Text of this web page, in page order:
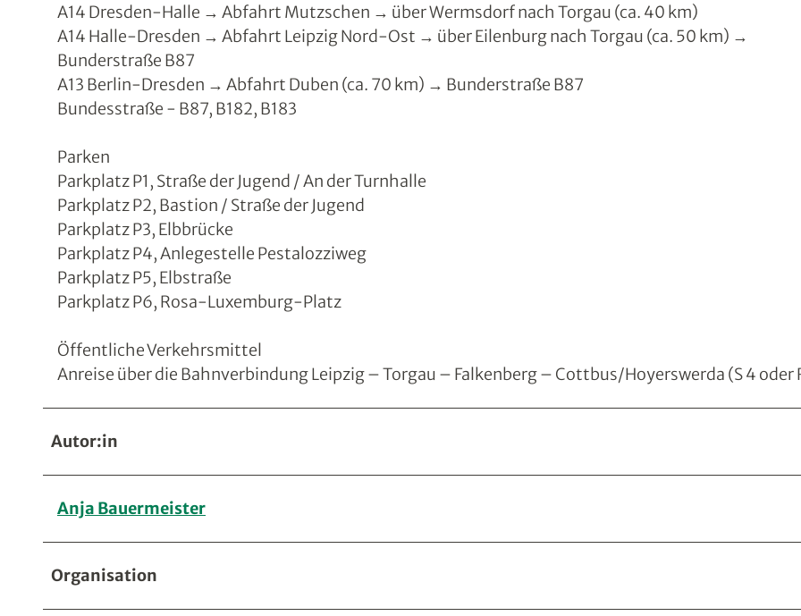
A14 Dresden-Halle → Abfahrt Mutzschen → über Wermsdorf nach Torgau (ca. 40 km)
A14 Halle-Dresden → Abfahrt Leipzig Nord-Ost → über Eilenburg nach Torgau (ca. 50 km) →
Bunderstraße B87
A13 Berlin-Dresden → Abfahrt Duben (ca. 70 km) → Bunderstraße B87
Bundesstraße - B87, B182, B183
Parken
Parkplatz P1, Straße der Jugend / An der Turnhalle
Parkplatz P2, Bastion / Straße der Jugend
Parkplatz P3, Elbbrücke
Parkplatz P4, Anlegestelle Pestalozziweg
Parkplatz P5, Elbstraße
Parkplatz P6, Rosa-Luxemburg-Platz
Öffentliche Verkehrsmittel
Anreise über die Bahnverbindung Leipzig – Torgau – Falkenberg – Cottbus/Hoyerswerda (S 4 oder
Autor:in
Anja Bauermeister
Organisation